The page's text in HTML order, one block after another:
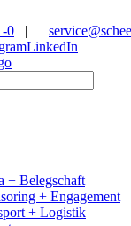
0 |
LinkedIn
+ Belegschaft
+ Engagement
+ Logistik